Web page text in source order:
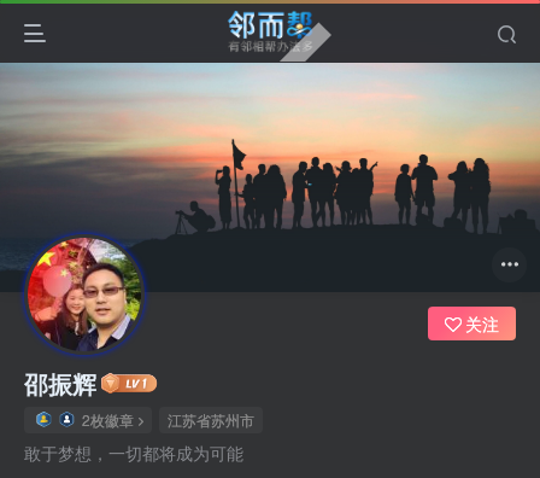
邵振辉
2枚徽章 江苏省苏州市
敢于梦想，一切都将成为可能
关注